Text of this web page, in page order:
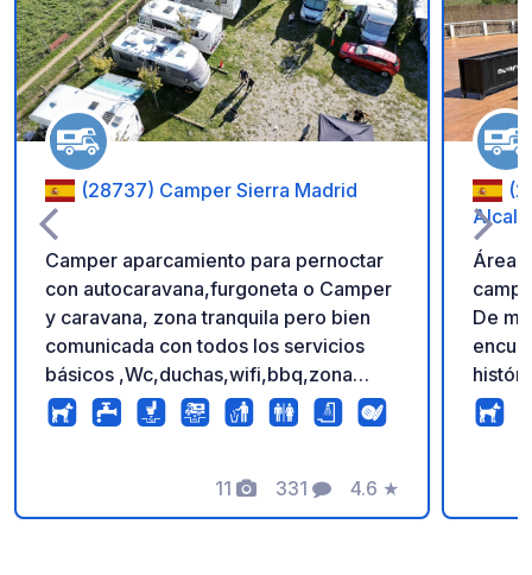
Añadir a tus
(28737) Camper Sierra Madrid
Camper aparcamiento para pernoctar
con autocaravana,furgoneta o Camper
y caravana, zona tranquila pero bien
comunicada con todos los servicios
básicos ,Wc,duchas,wifi,bbq,zona
vigilada,llenado y vaciado de
aguas,fregadero ,zonas con sombra
norte de Madrid con muchos sitios
encantadores en plena naturaleza y
11
Fotos
331
Comentarios
4.6
Calificación
★
Área
De
para